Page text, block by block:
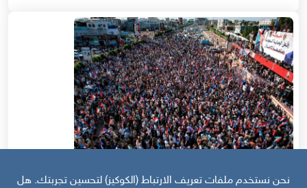
نحن نستخدم ملفات تعريف الارتباط (الكوكيز) لتحسين تجربتك. هل